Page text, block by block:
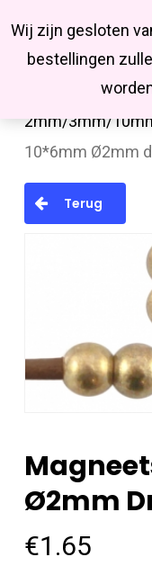
Wij zijn gesloten
bestellingen
main
2mm/3mm/
10*6mm Ø2mm
Terug
Ø2mm
€1.65